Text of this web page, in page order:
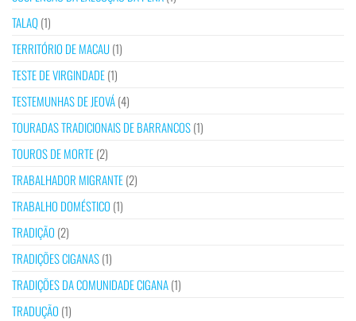
TALAQ(1)
TERRITÓRIO DE MACAU(1)
TESTE DE VIRGINDADE(1)
TESTEMUNHAS DE JEOVÁ(4)
TOURADAS TRADICIONAIS DE BARRANCOS(1)
TOUROS DE MORTE(2)
TRABALHADOR MIGRANTE(2)
TRABALHO DOMÉSTICO (1)
TRADIÇÃO (2)
TRADIÇÕES CIGANAS(1)
TRADIÇÕES DA COMUNIDADE CIGANA(1)
TRADUÇÃO (1)